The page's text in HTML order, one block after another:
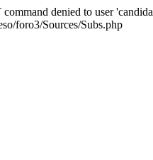
denied to user
foro3/Sources/Subs.php